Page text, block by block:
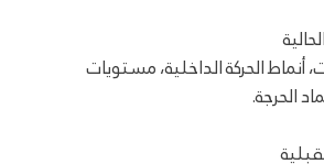
أنماط الحركة الداخلية، مستويات
الحرجة.